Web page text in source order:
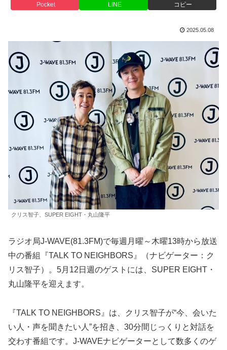
Pocket LINE コピー
2025.05.08
クリス智子、SUPER EIGHT・丸山隆平
ラジオ局J-WAVE(81.3FM)で毎週月曜～木曜13時から放送
中の番組『TALK TO NEIGHBORS』（ナビゲーター：ク
リス智子）。5月12日週のゲストには、SUPER EIGHT・
丸山隆平を迎えます。
『TALK TO NEIGHBORS』は、クリス智子が“今、会いた
い人・声を聞きたい人”を招き、30分間じっくりと対話を
交わす番組です。J-WAVEナビゲーターとして数多くのゲ